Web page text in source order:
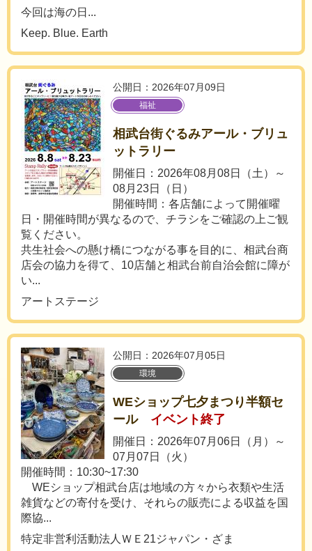
今回は海の日...
Keep. Blue. Earth
公開日：2026年07月09日
福祉
相武台街ぐるみアール・ブリュ
ットラリー
開催日：2026年08月08日（土）～
08月23日（日）
開催時間：各店舗によって開催曜
日・開催時間が異なるので、チラシをご確認の上ご観
覧ください。
共生社会への懸け橋につながる事を目的に、相武台商
店会の協力を得て、10店舗と相武台前自治会館に障が
い...
アートステージ
公開日：2026年07月05日
環境
WEショップ七夕まつり半額セ
ール
イベント終了
開催日：2026年07月06日（月）～
07月07日（火）
開催時間：10:30~17:30
WEショップ相武台店は地域の方々から衣類や生活
雑貨などの寄付を受け、それらの販売による収益を国
際協...
特定非営利活動法人ＷＥ21ジャパン・ざま